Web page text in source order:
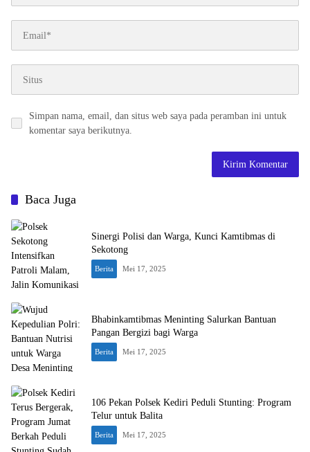
Simpan nama, email, dan situs web saya pada peramban ini untuk
komentar saya berikutnya.
Baca Juga
Sinergi Polisi dan Warga, Kunci Kamtibmas di
Sekotong
Berita Mei 17, 2025
Bhabinkamtibmas Meninting Salurkan Bantuan
Pangan Bergizi bagi Warga
Berita Mei 17, 2025
106 Pekan Polsek Kediri Peduli Stunting: Program
Telur untuk Balita
Berita Mei 17, 2025